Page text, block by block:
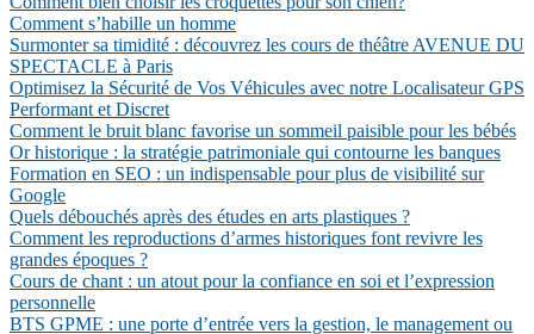
Comment s’habille un homme
Surmonter sa timidité : découvrez les cours de théâtre AVENUE DU
SPECTACLE à Paris
Optimisez la Sécurité de Vos Véhicules avec notre Localisateur GPS
Performant et Discret
Comment le bruit blanc favorise un sommeil paisible pour les bébés
Or historique : la stratégie patrimoniale qui contourne les banques
Formation en SEO : un indispensable pour plus de visibilité sur
Google
Quels débouchés après des études en arts plastiques ?
Comment les reproductions d’armes historiques font revivre les
grandes époques ?
Cours de chant : un atout pour la confiance en soi et l’expression
personnelle
BTS GPME : une porte d’entrée vers la gestion, le management ou